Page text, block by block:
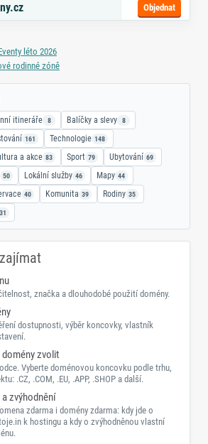
Objednat
léto 2026
rodinné zóně
itineráře 8 Balíčky a slevy 8
161 Technologie 148
a akce 83 Sport 79 Ubytování 69
50 Lokální služby 46 Mapy 44
40 Komunita 39 Rodiny 35
31
značka a dlouhodobé použití domény.
dostupnosti, výběr koncovky, vlastník
zvolit
Vyberte doménovou koncovku podle trhu,
.CZ, .COM, .EU, .APP, .SHOP a další.
zvýhodnění
zdarma i domény zdarma: kdy jde o
k hostingu a kdy o zvýhodněnou vlastní